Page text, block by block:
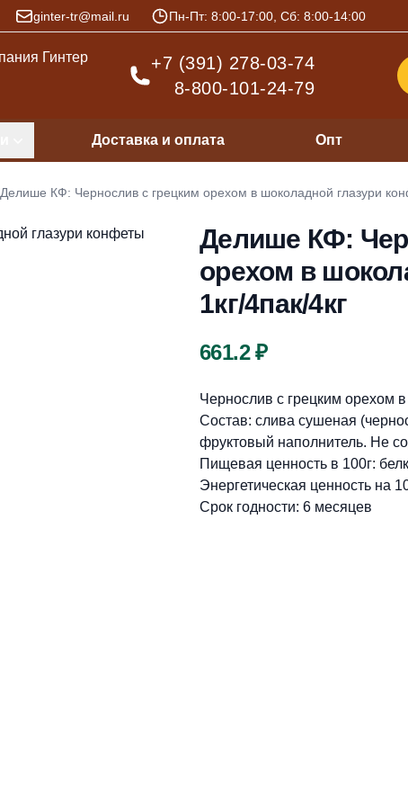
ginter-tr@mail.ru Пн-Пт: 8:00-17:00, Сб: 8:00-14:00
+7 (391) 278-03-74
8-800-101-24-79
Доставка и оплата Опт
Делише КФ: Чернослив с грецким орехом в шоколадной глазури
Делише КФ:
орехом в
1кг/4пак/4кг
661.2 ₽
Описание
Чернослив с грецким орехом в
Состав: слива сушеная
фруктовый наполнитель. Не
Пищевая ценность в 100г:
Энергетическая ценность на
Срок годности: 6 месяцев